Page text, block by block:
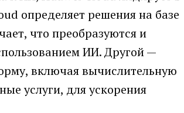
определяет решения на базе
что преобразуются и
ИИ. Другой —
включая вычислительную
услуги, для ускорения